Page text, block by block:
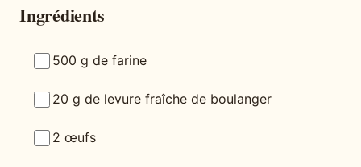
Ingrédients
500 g de farine
20 g de levure fraîche de boulanger
2 œufs